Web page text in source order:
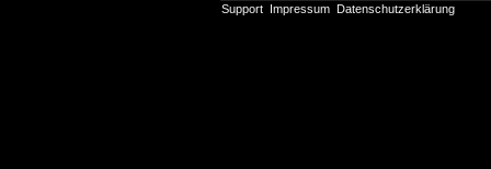
Support Impressum Datenschutzerklärung